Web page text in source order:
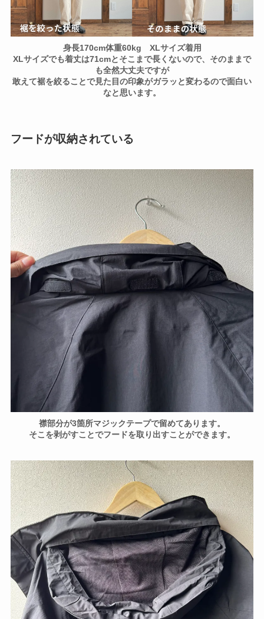
身長170cm体重60kg XLサイズ着用
XLサイズでも着丈は71cmとそこまで長くないので、そのままで
も全然大丈夫ですが
敢えて裾を絞ることで見た目の印象がガラッと変わるので面白い
なと思います。
フードが収納されている
襟部分が3箇所マジックテープで留めてあります。
そこを剥がすことでフードを取り出すことができます。